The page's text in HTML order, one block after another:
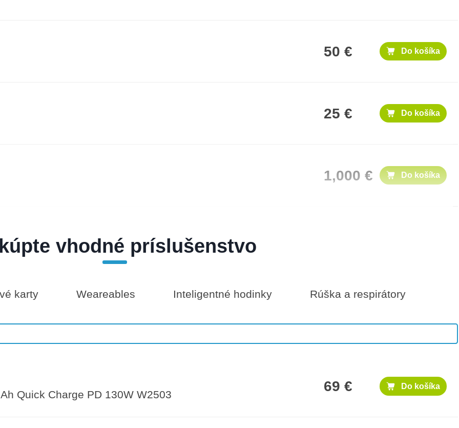
50 € Do košíka
25 € Do košíka
1,000 € Do košíka
100 € Do košíka
vhodné príslušenstvo
karty Weareables Inteligentné hodinky Rúška a respirátory
Quick Charge PD 130W W2503
69 € Do košíka